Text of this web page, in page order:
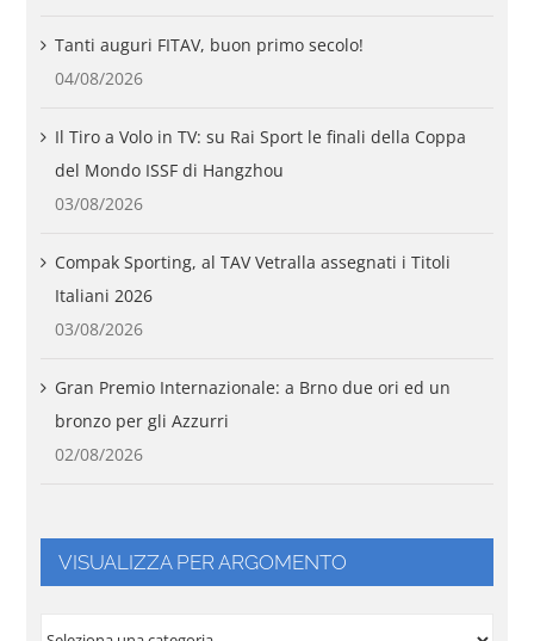
Tanti auguri FITAV, buon primo secolo!
04/08/2026
Il Tiro a Volo in TV: su Rai Sport le finali della Coppa
del Mondo ISSF di Hangzhou
03/08/2026
Compak Sporting, al TAV Vetralla assegnati i Titoli
Italiani 2026
03/08/2026
Gran Premio Internazionale: a Brno due ori ed un
bronzo per gli Azzurri
02/08/2026
VISUALIZZA PER ARGOMENTO
VISUALIZZA